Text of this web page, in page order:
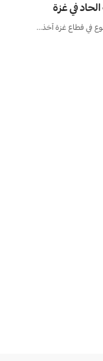
في قطاع غزة آخذ…